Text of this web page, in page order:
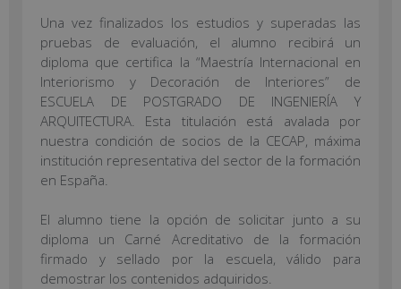
Una vez finalizados los estudios y superadas las
pruebas de evaluación, el alumno recibirá un
diploma que certifica la “Maestría Internacional en
Interiorismo y Decoración de Interiores” de
ESCUELA DE POSTGRADO DE INGENIERÍA Y
ARQUITECTURA. Esta titulación está avalada por
nuestra condición de socios de la CECAP, máxima
institución representativa del sector de la formación
en España.
El alumno tiene la opción de solicitar junto a su
diploma un Carné Acreditativo de la formación
firmado y sellado por la escuela, válido para
demostrar los contenidos adquiridos.